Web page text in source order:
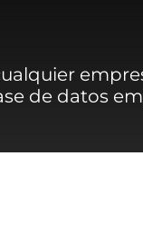
de datos